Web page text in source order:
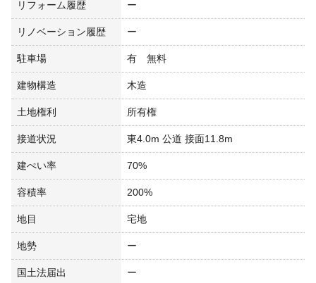
リフォーム履歴 ー
リノベーション履歴 ー
駐車場 有 無料
建物構造 木造
土地権利 所有権
接道状況 東4.0m 公道 接面11.8m
建ぺい率 70%
容積率 200%
地目 宅地
地勢 ー
国土法届出 ー